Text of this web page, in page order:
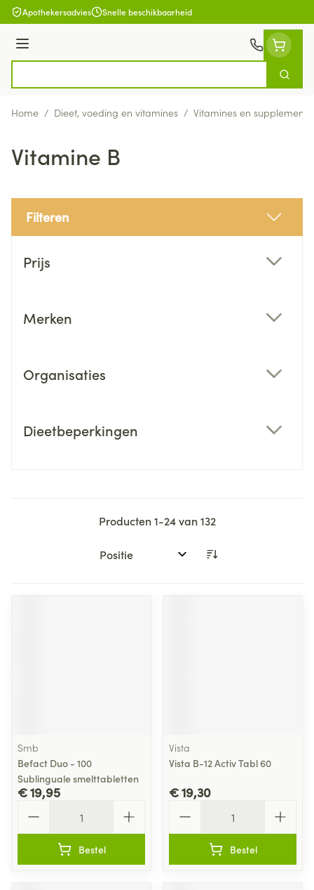
Ga naar de inhoud
Apothekersadvies Snelle beschikbaarheid
Menu
Zoek
Home / Dieet, voeding en vitamines / Vitamines en
Vitamine B
Filteren
Prijs
Merken
Organisaties
Dieetbeperkingen
Producten1-24van132
Sorteer op:
Smb
Befact Duo - 100
Sublinguale smelttabletten
€ 19,95
Bestel
Vista
Vista B-12 Activ Tabl 60
€ 19,30
Bestel